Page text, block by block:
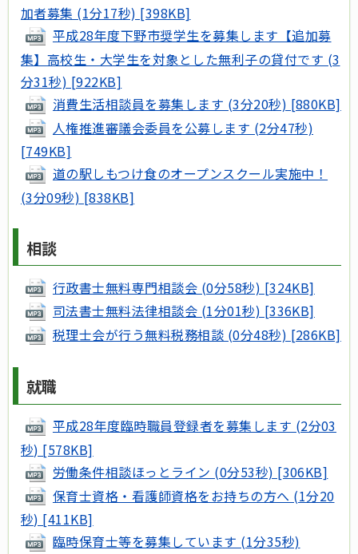
加者募集 (1分17秒) [398KB]
平成28年度下野市奨学生を募集します【追加募
集】高校生・大学生を対象とした無利子の貸付です (3
分31秒) [922KB]
消費生活相談員を募集します (3分20秒) [880KB]
人権推進審議会委員を公募します (2分47秒)
[749KB]
道の駅しもつけ食のオープンスクール実施中！
(3分09秒) [838KB]
相談
行政書士無料専門相談会 (0分58秒) [324KB]
司法書士無料法律相談会 (1分01秒) [336KB]
税理士会が行う無料税務相談 (0分48秒) [286KB]
就職
平成28年度臨時職員登録者を募集します (2分03
秒) [578KB]
労働条件相談ほっとライン (0分53秒) [306KB]
保育士資格・看護師資格をお持ちの方へ (1分20
秒) [411KB]
臨時保育士等を募集しています (1分35秒)